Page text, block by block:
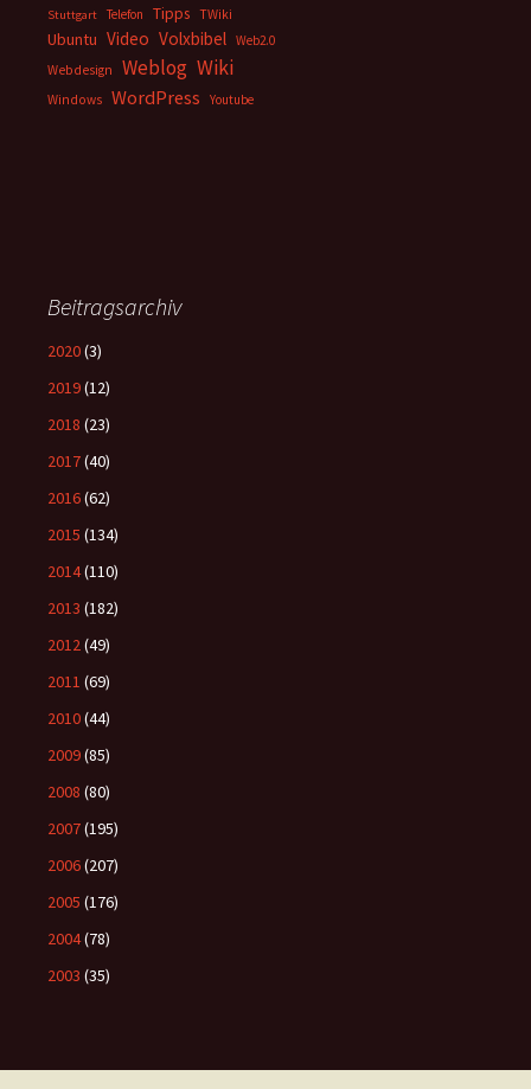
Stuttgart
Telefon Tipps TWiki
Ubuntu Video Volxbibel Web2.0
Webdesign
Weblog Wiki
Windows WordPress Youtube
Beitragsarchiv
2020(3)
2019(12)
2018 (23)
2017(40)
2016(62)
2015 (134)
2014(110)
2013 (182)
2012(49)
2011 (69)
2010(44)
2009(85)
2008 (80)
2007(195)
2006(207)
2005 (176)
2004(78)
2003 (35)